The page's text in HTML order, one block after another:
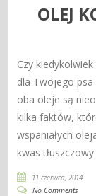
OLEJ
Czy
dla Twojego
oba oleje są
kilka faktów,
wspaniałych
kwas
11 czerwca, 2014
No Comments